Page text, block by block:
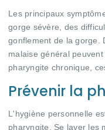
Les principaux
gorge sévère, des
gonflement de la gorge.
malaise général
pharyngite chronique,
Prévenir la
L'hygiène personnelle
pharyngite. Se laver les